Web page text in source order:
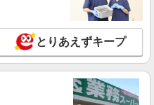
能（規程有）★ ゜・。○。・゜
詳細を見る
】の店舗スタッフ
とりあえずキープ